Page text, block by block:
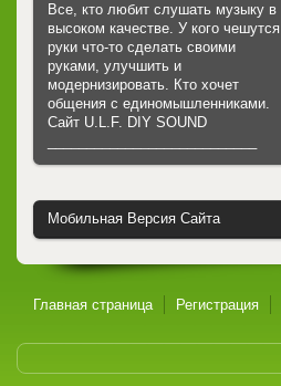
Все, кто любит слушать музыку в
высоком качестве. У кого чешутся
руки что-то сделать своими
руками, улучшить и
модернизировать. Кто хочет
общения с единомышленниками.
Cайт U.L.F. DIY SOUND
Мобильная Версия Сайта
Главная страница Регистрация